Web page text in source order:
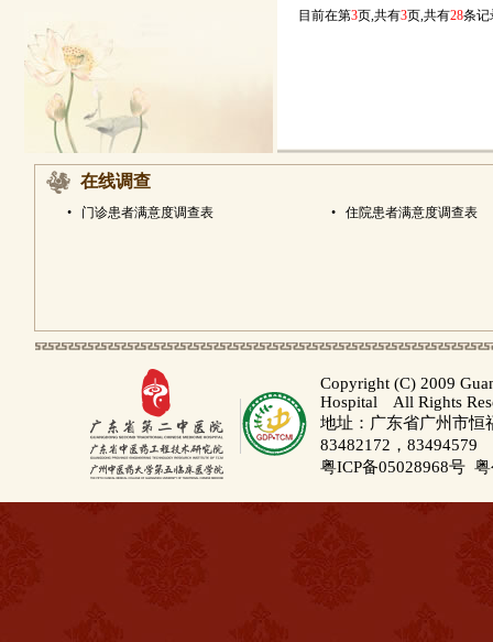
目前在第3页,共有3页,共有28条
在线调查
• 门诊患者满意度调查表 • 住院患者满意度调查表
Copyright (C) 2009
Hospital All Rights
地址：广东省广州市
83482172，83494579
粤ICP备05028968号